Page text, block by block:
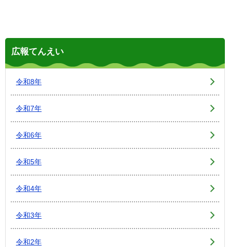
広報てんえい
令和8年
令和7年
令和6年
令和5年
令和4年
令和3年
令和2年